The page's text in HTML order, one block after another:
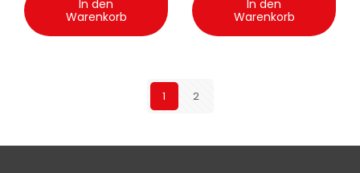
In den
Warenkorb
In den
Warenkorb
1 2